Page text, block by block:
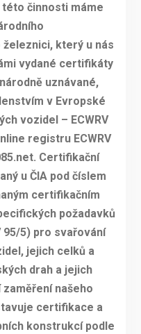
této činnosti máme
který u nás
vydané certifikáty
uznávané,
v Evropské
vozidel – ECWRV
registru ECWRV
Certifikační
u ČIA pod číslem
certifikačním
požadavků
95/5) pro svařování
jejich celků a
drah a jejich
našeho
certifikace a
konstrukcí podle